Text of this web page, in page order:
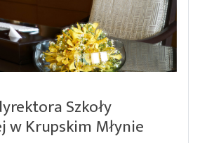
Szkoły
w Krupskim Młynie